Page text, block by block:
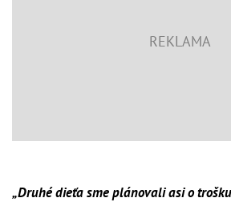
„Druhé dieťa sme plánovali asi o